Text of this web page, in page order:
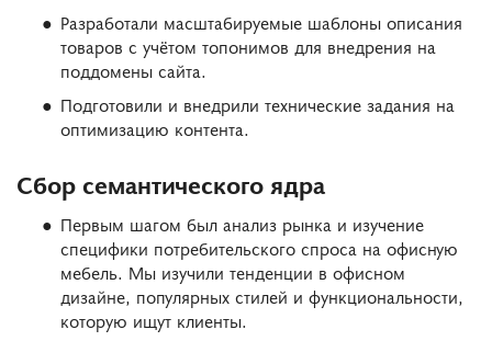
Разработали масштабируемые шаблоны описания
товаров с учётом топонимов для внедрения на
поддомены сайта.
Подготовили и внедрили технические задания на
оптимизацию контента.
Сбор семантического ядра
Первым шагом был анализ рынка и изучение
специфики потребительского спроса на офисную
мебель. Мы изучили тенденции в офисном
дизайне, популярных стилей и функциональности,
которую ищут клиенты.